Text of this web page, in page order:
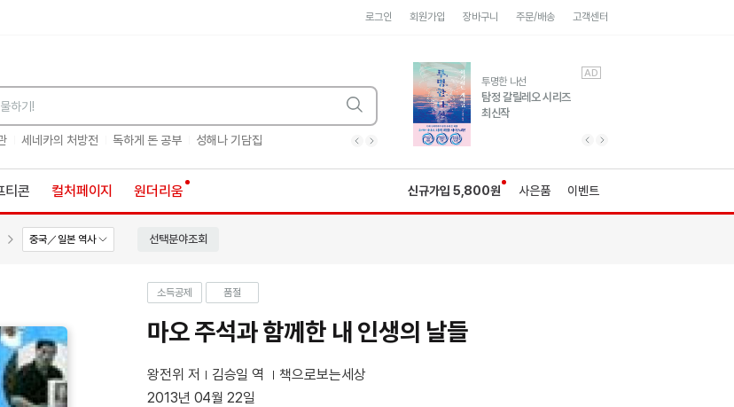
로그인 회원가입 장바구니 주문/배송 고객센터
세네카의 처방전 독하게 돈 공부 성해나 기담집 히가시노게이고 추모 수족관 독하게 돈 공부
유럽 도시 기행3
풍성한 서사와 인문학적
통찰!
AD
투명한 나선
탐정 갈릴레오 시리즈
최신작
AD
티콘 컬처페이지 원더리움 신규가입 5,800원 사은품 이벤트
중국／일본 역사 선택분야조회
소득공제 품절
마오 주석과 함께한 내 인생의 날들
왕전위 저 김승일 역
책으로보는세상
2013년 04월 22일